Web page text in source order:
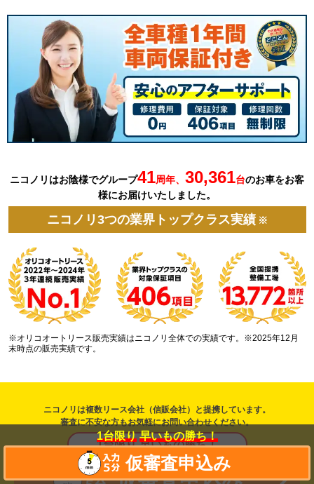
ニコノリはお陰様でグループ41周年、 30,361台のお車をお客
様にお届けいたしました。
ニコノリ3つの業界トップクラス実績 ※
※オリコオートリース販売実績はニコノリ全体での実績です。※2025年12月
末時点の販売実績です。
ニコノリは複数リース会社（信販会社）と提携しています。
審査に不安な方もお気軽にお問い合わせください。
1台限り 早いもの勝ち！
仮審査申込み
1台限り 早いもの勝ち！
仮審査申込み